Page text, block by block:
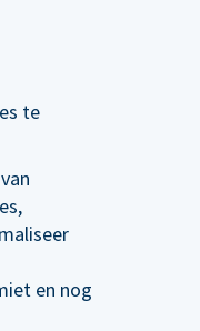
te
en nog